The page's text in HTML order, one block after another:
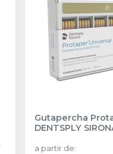
Gutapercha
DENTSPLY
a partir de: